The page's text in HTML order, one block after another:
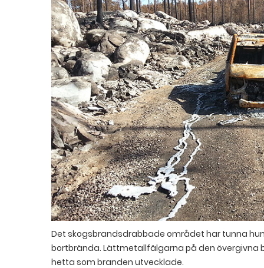
Det skogsbrandsdrabbade området har tunna
bortbrända. Lättmetallfälgarna på den övergivna
hetta som branden utvecklade.